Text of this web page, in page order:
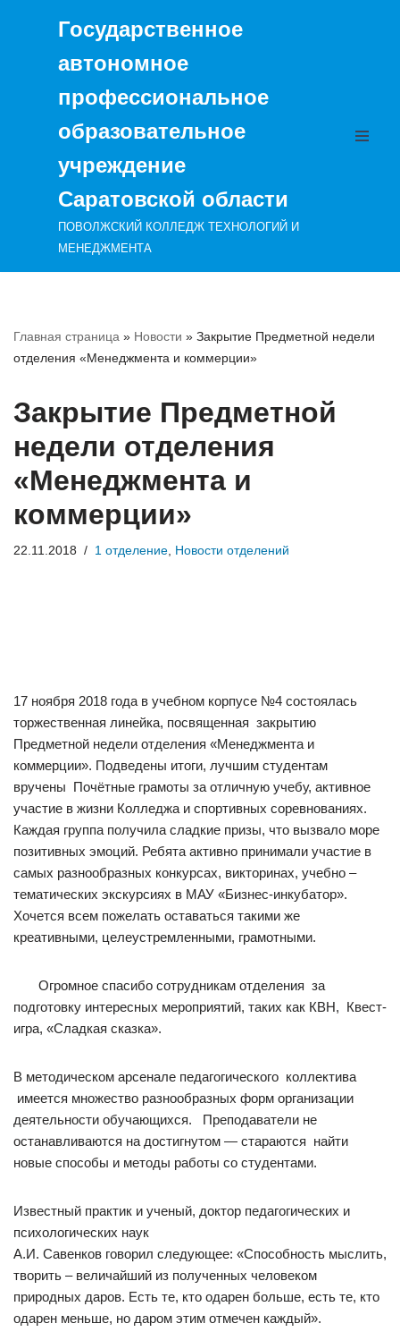
содержимому
Государственное
автономное
профессиональное
образовательное
учреждение
Саратовской области
ПОВОЛЖСКИЙ КОЛЛЕДЖ ТЕХНОЛОГИЙ И
МЕНЕДЖМЕНТА
Главная страница » Новости » Закрытие Предметной недели
отделения «Менеджмента и коммерции»
Закрытие Предметной
недели отделения
«Менеджмента и
коммерции»
22.11.2018 1 отделение, Новости отделений
17 ноября 2018 года в учебном корпусе №4 состоялась
торжественная линейка, посвященная закрытию
Предметной недели отделения «Менеджмента и
коммерции». Подведены итоги, лучшим студентам
вручены Почётные грамоты за отличную учебу, активное
участие в жизни Колледжа и спортивных соревнованиях.
Каждая группа получила сладкие призы, что вызвало море
позитивных эмоций. Ребята активно принимали участие в
самых разнообразных конкурсах, викторинах, учебно –
тематических экскурсиях в МАУ «Бизнес-инкубатор».
Хочется всем пожелать оставаться такими же
креативными, целеустремленными, грамотными.
Огромное спасибо сотрудникам отделения за
подготовку интересных мероприятий, таких как КВН, Квест-
игра, «Сладкая сказка».
В методическом арсенале педагогического коллектива
имеется множество разнообразных форм организации
деятельности обучающихся. Преподаватели не
останавливаются на достигнутом — стараются найти
новые способы и методы работы со студентами.
Известный практик и ученый, доктор педагогических и
психологических наук
А.И. Савенков говорил следующее: «Способность мыслить,
творить – величайший из полученных человеком
природных даров. Есть те, кто одарен больше, есть те, кто
одарен меньше, но даром этим отмечен каждый».